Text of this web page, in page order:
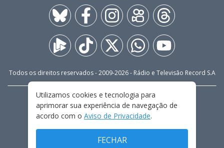
Todos os direitos reservados - 2009-2026- Rádio e Televisão Record S.A
FALE CONOSCO
PRIVACIDADE
TERMOS E CONDIÇÕES DE USO
Utilizamos cookies e tecnologia para
aprimorar sua experiência de navegação de
acordo com o Aviso de Privacidade.
FECHAR